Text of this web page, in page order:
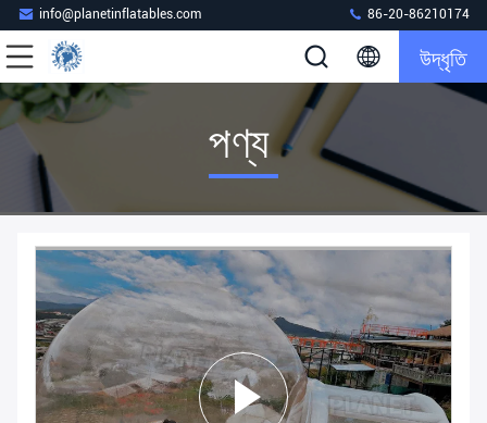
info@planetinflatables.com 86-20-86210174
উদ্ধৃতি
পণ্য